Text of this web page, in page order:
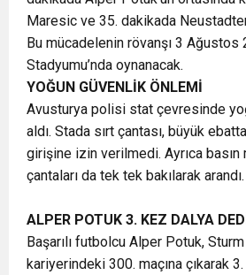
Maresic ve 35. dakikada
Bu mücadelenin rövanşı 3
Stadyumu’nda oynanacak.
YOĞUN GÜVENLİK ÖNLEMİ
Avusturya polisi stat çevresinde
aldı. Stada sırt çantası, büyük
girişine izin verilmedi. Ayrıca basın
çantaları da tek tek bakılarak arandı.
ALPER POTUK 3. KEZ DALYA
Başarılı futbolcu Alper Potuk,
kariyerindeki 300. maçına çıkarak